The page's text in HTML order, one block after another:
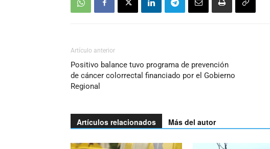
Artículo anterior
Positivo balance tuvo programa de prevención
de cáncer colorrectal financiado por el Gobierno
Regional
Artículos relacionados Más del autor